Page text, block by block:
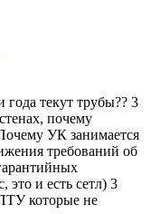
текут трубы?? 3
почему
УК занимается
требований об
это и есть сетл) 3
которые не